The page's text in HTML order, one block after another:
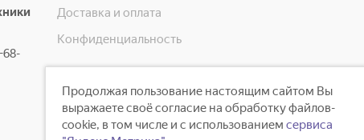
68-
Доставка и оплата
Конфиденциальность
Продолжая пользование настоящим сайтом Вы
выражаете своё согласие на обработку файлов-
cookie, в том числе и с использованием сервиса